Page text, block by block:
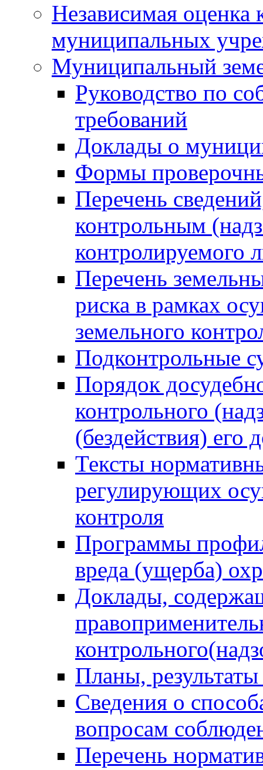
Независимая оценка
муниципальных
Муниципальный
Руководство по
требований
Доклады о
Формы
Перечень
контрольным
контролируемого
Перечень
риска в рамках
земельного
Подконтрольные
Порядок
контрольного
(бездействия)
Тексты
регулирующих
контроля
Программы
вреда (ущерба)
Доклады,
Планы,
Сведения о
вопросам
Перечень